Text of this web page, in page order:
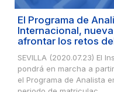
El Programa de
Internacional,
afrontar los retos
SEVILLA (2020.07.23) El
pondrá en marcha a
el Programa de Analista